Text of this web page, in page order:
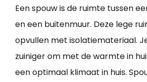
Een spouw is de ruimte tussen
en een buitenmuur. Deze lege
opvullen met isolatiemateriaal.
zuiniger om met de warmte in
een optimaal klimaat in huis.